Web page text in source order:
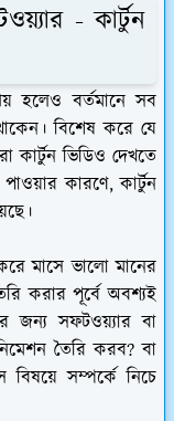
- কার্টুন
হলেও বর্তমানে সব
বিশেষ করে যে
কার্টুন ভিডিও দেখতে
কারণে, কার্টুন
মাসে ভালো মানের
করার পূর্বে অবশ্যই
জন্য সফটওয়্যার বা
তৈরি করব? বা
সম্পর্কে নিচে